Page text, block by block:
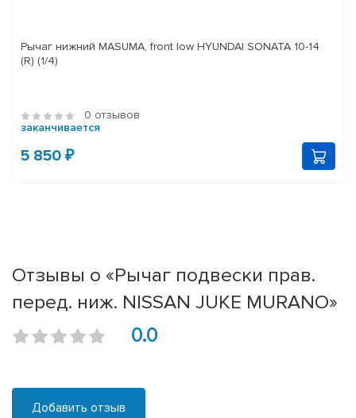
Рычаг нижний MASUMA, front low HYUNDAI SONATA 10-14
(R) (1/4)
0 отзывов
заканчивается
5 850 ₽
Отзывы о «Рычаг подвески прав.
перед. ниж. NISSAN JUKE MURANO»
0.0
Добавить отзыв